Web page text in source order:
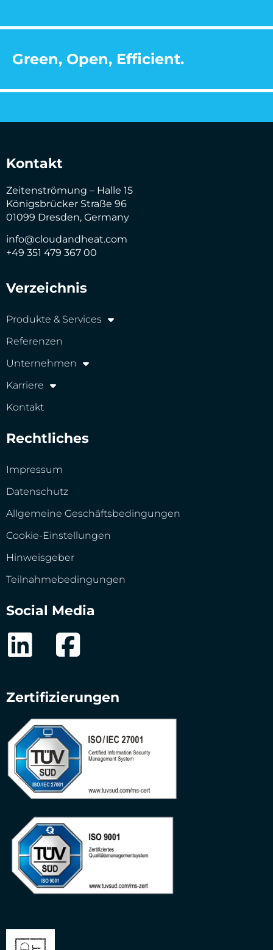
Green, Open, Efficient.
Kontakt
Zeitenströmung – Halle 15
Königsbrücker Straße 96
01099 Dresden, Germany
info@cloudandheat.com
+49 351 479 367 00
Verzeichnis
Produkte & Services
Referenzen
Unternehmen
Karriere
Kontakt
Rechtliches
Impressum
Datenschutz
Allgemeine Geschäftsbedingungen
Cookie-Einstellungen
Hinweisgeber
Teilnahmebedingungen
Social Media
Zertifizierungen